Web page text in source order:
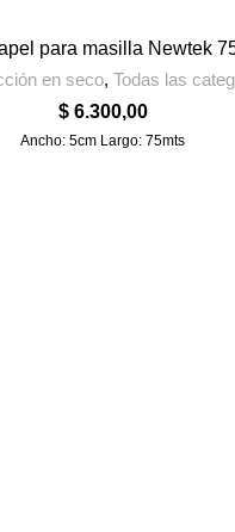
para masilla Newtek
en seco, Todas las
$6.300,00
Ancho: 5cm Largo: 75mts